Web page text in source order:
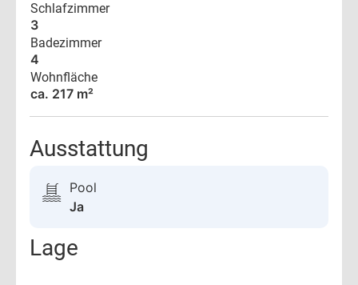
Schlafzimmer
3
Badezimmer
4
Wohnfläche
ca. 217 m²
Ausstattung
Pool
Ja
Lage